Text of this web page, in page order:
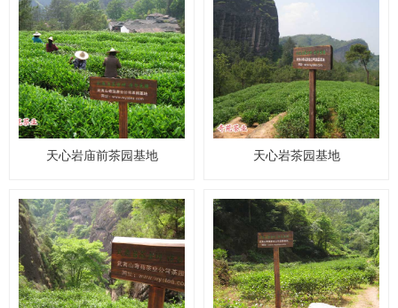
天心岩庙前茶园基地 天心岩茶园基地